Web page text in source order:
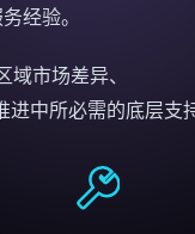
经验。
市场差异、
进中所必需的底层支